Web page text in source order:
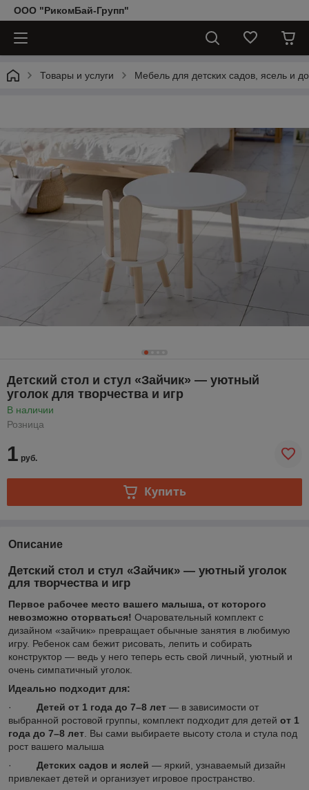
ООО "РикомБай-Групп"
Товары и услуги Мебель для детских садов, ясель и
Детский стол и стул «Зайчик» — уютный
уголок для творчества и игр
В наличии
Розница
1 руб.
Купить
Описание
Детский стол и стул «Зайчик» — уютный уголок
для творчества и игр
Первое рабочее место вашего малыша, от которого
невозможно оторваться! Очаровательный комплект с
дизайном «зайчик» превращает обычные занятия в любимую
игру. Ребенок сам бежит рисовать, лепить и собирать
конструктор — ведь у него теперь есть свой личный, уютный и
очень симпатичный уголок.
Идеально подходит для:
· Детей от 1 года до 7–8 лет — в зависимости от
выбранной ростовой группы, комплект подходит для детей от 1
года до 7–8 лет . Вы сами выбираете высоту стола и стула под
рост вашего малыша
· Детских садов и яслей — яркий, узнаваемый дизайн
привлекает детей и организует игровое пространство.